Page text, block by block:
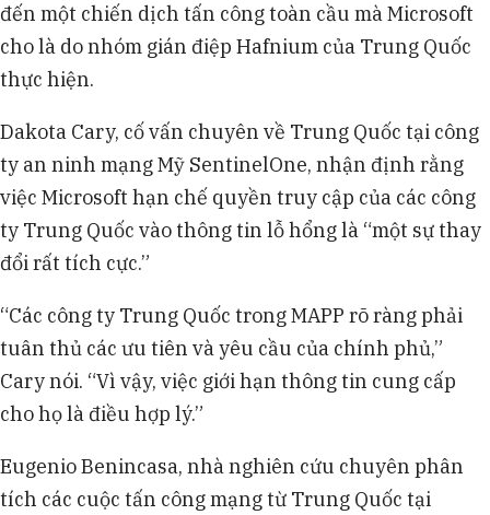
đến một chiến dịch tấn công toàn cầu mà Microsoft
cho là do nhóm gián điệp Hafnium của Trung Quốc
thực hiện.
Dakota Cary, cố vấn chuyên về Trung Quốc tại công
ty an ninh mạng Mỹ SentinelOne, nhận định rằng
việc Microsoft hạn chế quyền truy cập của các công
ty Trung Quốc vào thông tin lỗ hổng là “một sự thay
đổi rất tích cực.”
“Các công ty Trung Quốc trong MAPP rõ ràng phải
tuân thủ các ưu tiên và yêu cầu của chính phủ,”
Cary nói. “Vì vậy, việc giới hạn thông tin cung cấp
cho họ là điều hợp lý.”
Eugenio Benincasa, nhà nghiên cứu chuyên phân
tích các cuộc tấn công mạng từ Trung Quốc tại